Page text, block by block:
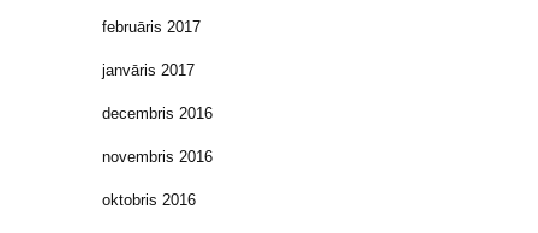
februāris 2017
janvāris 2017
decembris 2016
novembris 2016
oktobris 2016